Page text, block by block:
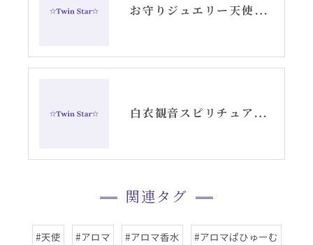
お守りジュエリー天使の羽根シルバーピアス
白衣観音スピリチュアル女神開花チーム活動記録YouTube②
関連タグ
#天使 #アロマ #アロマ香水 #アロマぱひゅーむ